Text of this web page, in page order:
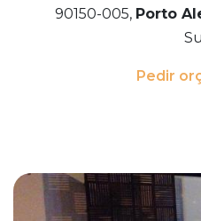
90150-005, Porto
Pedir